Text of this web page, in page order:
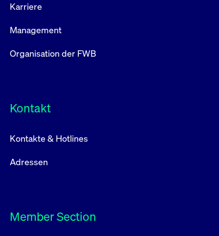
Karriere
Management
Organisation der FWB
Kontakt
Kontakte & Hotlines
Adressen
Member Section